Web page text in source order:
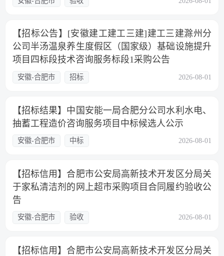
【招标公告】[安徽建工建工三建]建工三建滁州分
公司半汤温泉养生度假区（国家级）基础设施提升
项目四标段技术咨询服务标段1采购公告
安徽-合肥市 招标 2026-08-01
【招标结果】中国安能一局合肥分公司水利水电、
抽蓄工程造价咨询服务项目中标候选人公示
安徽-合肥市 中标 2026-08-01
【招标信用】合肥市公安局高新技术开发区分局关
于家私清洁剂的网上超市采购项目合同履约验收公
告
安徽-合肥市 验收 2026-08-01
【招标信用】合肥市公安局高新技术开发区分局关